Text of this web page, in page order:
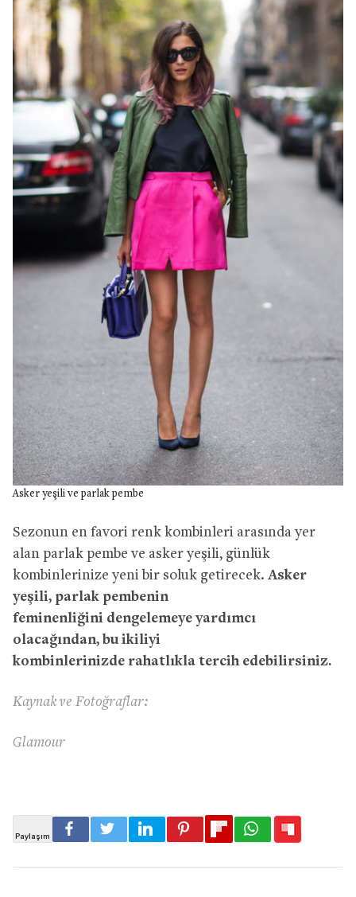
Asker yeşili ve parlak pembe
Sezonun en favori renk kombinleri arasında yer
alan parlak pembe ve asker yeşili, günlük
kombinlerinize yeni bir soluk getirecek. Asker
yeşili, parlak pembenin
feminenliğini dengelemeye yardımcı
olacağından, bu ikiliyi
kombinlerinizde rahatlıkla tercih edebilirsiniz.
Kaynak ve Fotoğraflar:
Glamour